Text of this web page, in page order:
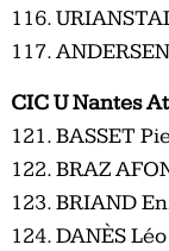
116.
117.
CIC U Nantes
121. BASSET
122. BRAZ
123. BRIAND
124. DANÈS Léo